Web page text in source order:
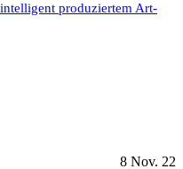
produziertem Art-
8 Nov. 22